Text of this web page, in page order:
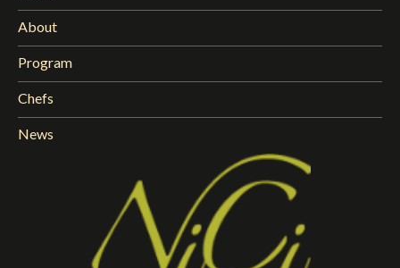
About
Program
Chefs
News